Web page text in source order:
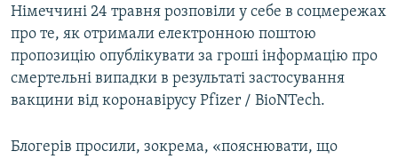
Німеччині 24 травня розповіли у себе в соцмережах
про те, як отримали електронною поштою
пропозицію опублікувати за гроші інформацію про
смертельні випадки в результаті застосування
вакцини від коронавірусу Pfizer / BioNTech.
Блогерів просили, зокрема, «пояснювати, що